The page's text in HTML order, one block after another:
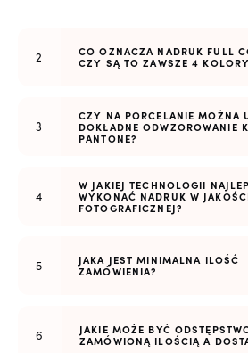
CO OZNACZA NADRUK FULL
CZY SĄ TO ZAWSZE 4
CZY NA PORCELANIE MOŻNA
DOKŁADNE ODWZOROWANIE
PANTONE?
W JAKIEJ TECHNOLOGII
WYKONAĆ NADRUK W
FOTOGRAFICZNEJ?
JAKA JEST MINIMALNA ILOŚĆ
ZAMÓWIENIA?
JAKIE MOŻE BYĆ
ZAMÓWIONĄ ILOŚCIĄ A